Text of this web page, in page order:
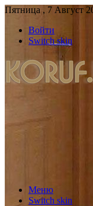
Пятница , 7 Август
Войти
Switch skin
Меню
Switch skin